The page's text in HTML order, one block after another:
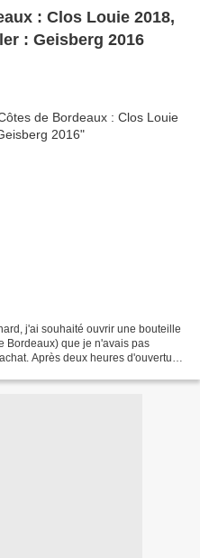
: Clos Louie 2018,
: Geisberg 2016
j'ai souhaité ouvrir une bouteille
Bordeaux) que je n'avais pas
Après deux heures d'ouverture